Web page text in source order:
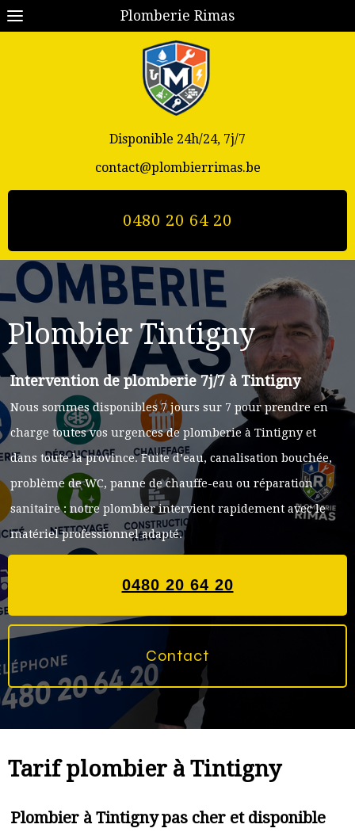
Plomberie Rimas
Disponible 24h/24, 7j/7
contact@plombierrimas.be
0480 20 64 20
Plombier Tintigny
Intervention de plomberie 7j/7 à Tintigny
Nous sommes disponibles 7 jours sur 7 pour prendre en
charge toutes vos urgences de plomberie à Tintigny et
dans toute la province. Fuite d’eau, canalisation bouchée,
problème de WC, panne de chauffe-eau ou réparation
sanitaire : notre plombier intervient rapidement avec le
matériel professionnel adapté.
0480 20 64 20
Contact
Tarif plombier à Tintigny
Plombier à Tintigny pas cher et disponible